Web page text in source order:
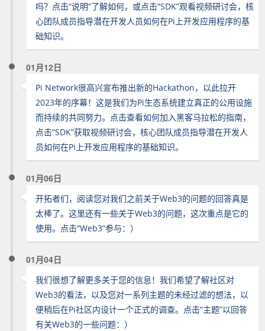
吗？点击“说明”了解如何，或点击“SDK”观看视频研讨会，核
心团队成员指导潜在开发人员如何在Pi上开发应用程序的基
础知识。
01月12日
Pi Network很高兴宣布推出新的Hackathon，以此拉开
2023年的序幕！这是我们为Pi生态系统建立真正的公用设施
而持续的共同努力。点击查看如何加入黑客马拉松的指南，
点击“SDK”获取视频研讨会，核心团队成员指导潜在开发人
员如何在Pi上开发应用程序的基础知识。
01月06日
开拓者们，阅读您对我们之前关于Web3的问题的回答真是
太棒了。这里还有一些关于Web3的问题，这次重点是它的
使用。点击“Web3”参与：）
01月04日
我们很想了解更多关于您的信息！我们希望了解社区对
Web3的看法，以及您对一系列主题的未经过滤的想法，以
便稍后在Pi社区内设计一个正式的调查。点击“主题”以回答
有关Web3的一些问题：）